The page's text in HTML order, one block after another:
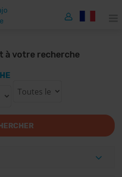
à votre recherche